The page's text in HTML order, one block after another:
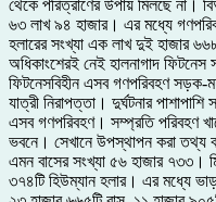
থেকে পরিত্রাণের উপায় মিলছে না।
৬৩ লাখ ৯৪ হাজার। এর মধ্যে
হলারের সংখ্যা এক লাখ দুই হাজার
অধিকাংশেরই নেই হালনাগাদ ফিটনেস
ফিটনেসবিহীন এসব গণপরিবহণ
যাত্রী নিরাপত্তা। দুর্ঘটনার
এসব গণপরিবহণ। সম্প্রতি পরিবহণ
ভবনে। সেখানে উপস্থাপন করা তথ্য
এমন বাসের সংখ্যা ৫৬ হাজার ৭৩৩।
৩৭৪টি হিউম্যান হলার। এর মধ্যে